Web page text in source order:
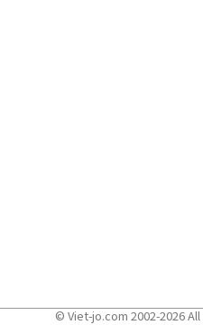
© Viet-jo.com 2002-2026